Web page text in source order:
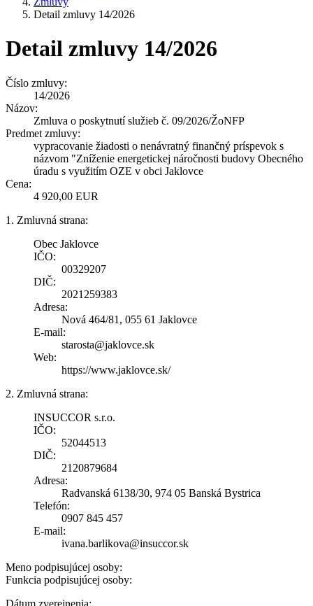
Detail zmluvy 14/2026
Detail zmluvy 14/2026
Číslo zmluvy:
14/2026
Názov:
Zmluva o poskytnutí služieb č. 09/2026/ŽoNFP
Predmet zmluvy:
vypracovanie žiadosti o nenávratný finančný príspevok s
názvom "Zníženie energetickej náročnosti budovy Obecného
úradu s využitím OZE v obci Jaklovce
Cena:
4 920,00 EUR
1. Zmluvná strana:
Obec Jaklovce
IČO:
00329207
DIČ:
2021259383
Adresa:
Nová 464/81, 055 61 Jaklovce
E-mail:
starosta@jaklovce.sk
Web:
https://www.jaklovce.sk/
2. Zmluvná strana:
INSUCCOR s.r.o.
IČO:
52044513
DIČ:
2120879684
Adresa:
Radvanská 6138/30, 974 05 Banská Bystrica
Telefón:
0907 845 457
E-mail:
ivana.barlikova@insuccor.sk
Meno podpisujúcej osoby:
Funkcia podpisujúcej osoby:
Dátum zverejnenia: